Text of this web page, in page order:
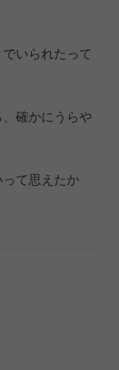
いられたって
確かにうらや
て思えたか